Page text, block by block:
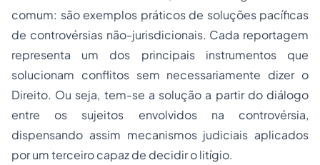
comum: são exemplos práticos de soluções pacíficas
de controvérsias não-jurisdicionais. Cada reportagem
representa um dos principais instrumentos que
solucionam conflitos sem necessariamente dizer o
Direito. Ou seja, tem-se a solução a partir do diálogo
entre os sujeitos envolvidos na controvérsia,
dispensando assim mecanismos judiciais aplicados
por um terceiro capaz de decidir o litígio.